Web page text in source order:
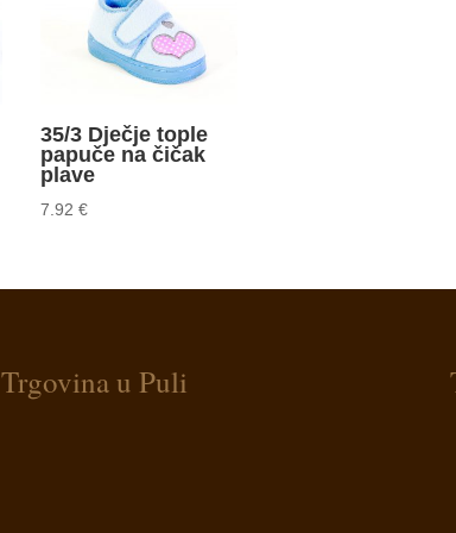
35/3 Dječje tople
papuče na čičak
plave
7.92€
Trgovina u Puli